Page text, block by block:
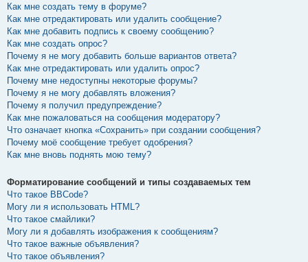
Как мне создать тему в форуме?
Как мне отредактировать или удалить сообщение?
Как мне добавить подпись к своему сообщению?
Как мне создать опрос?
Почему я не могу добавить больше вариантов ответа?
Как мне отредактировать или удалить опрос?
Почему мне недоступны некоторые форумы?
Почему я не могу добавлять вложения?
Почему я получил предупреждение?
Как мне пожаловаться на сообщения модератору?
Что означает кнопка «Сохранить» при создании сообщения?
Почему моё сообщение требует одобрения?
Как мне вновь поднять мою тему?
Форматирование сообщений и типы создаваемых тем
Что такое BBCode?
Могу ли я использовать HTML?
Что такое смайлики?
Могу ли я добавлять изображения к сообщениям?
Что такое важные объявления?
Что такое объявления?